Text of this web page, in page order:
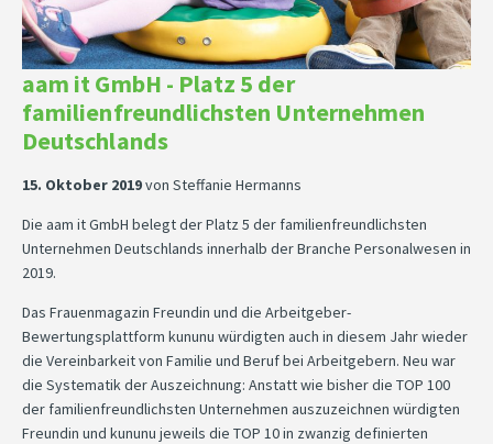
aam it GmbH - Platz 5 der
familienfreundlichsten Unternehmen
Deutschlands
15. Oktober 2019von Steffanie Hermanns
Die aam it GmbH belegt der Platz 5 der familienfreundlichsten
Unternehmen Deutschlands innerhalb der Branche Personalwesen in
2019.
Das Frauenmagazin Freundin und die Arbeitgeber-
Bewertungsplattform kununu würdigten auch in diesem Jahr wieder
die Vereinbarkeit von Familie und Beruf bei Arbeitgebern. Neu war
die Systematik der Auszeichnung: Anstatt wie bisher die TOP 100
der familienfreundlichsten Unternehmen auszuzeichnen würdigten
Freundin und kununu jeweils die TOP 10 in zwanzig definierten